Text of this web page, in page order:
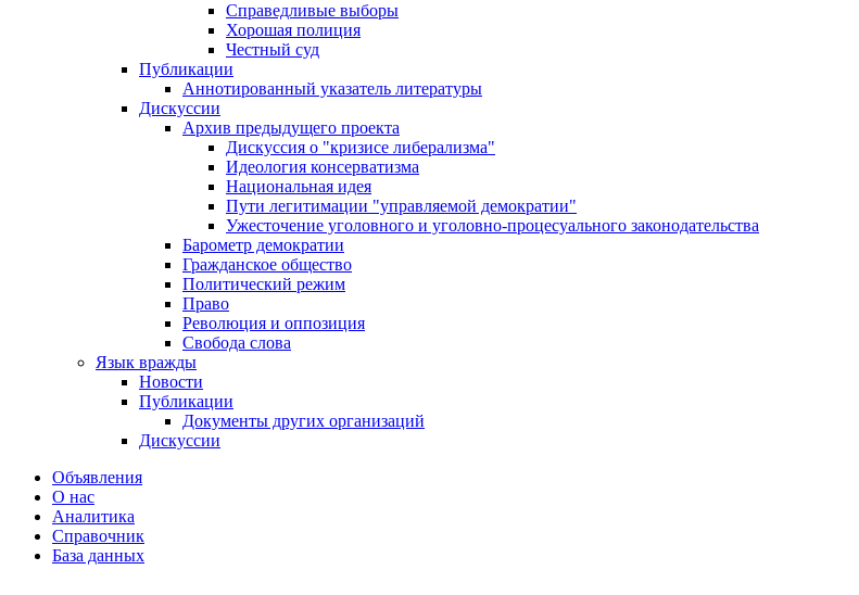
Справедливые выборы
Хорошая полиция
Честный суд
Публикации
Аннотированный указатель литературы
Дискуссии
Архив предыдущего проекта
Дискуссия о "кризисе либерализма"
Идеология консерватизма
Национальная идея
Пути легитимации "управляемой демократии"
Ужесточение уголовного и уголовно-процесуального законодательства
Барометр демократии
Гражданское общество
Политический режим
Право
Революция и оппозиция
Свобода слова
Язык вражды
Новости
Публикации
Документы других организаций
Дискуссии
Объявления
О нас
Аналитика
Справочник
База данных